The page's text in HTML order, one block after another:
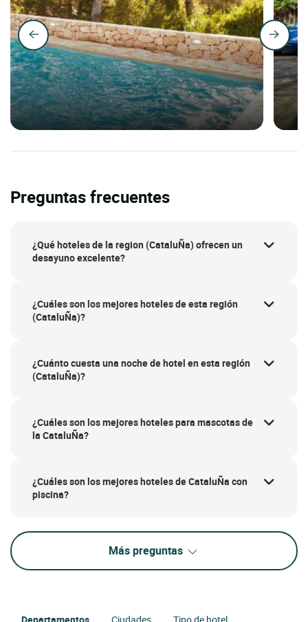
Preguntas frecuentes
¿Qué hoteles de la region (CataluÑa) ofrecen un
desayuno excelente?
¿Cuáles son los mejores hoteles de esta región
(CataluÑa)?
¿Cuánto cuesta una noche de hotel en esta región
(CataluÑa)?
¿Cuáles son los mejores hoteles para mascotas de
la CataluÑa?
¿Cuáles son los mejores hoteles de CataluÑa con
piscina?
Más preguntas